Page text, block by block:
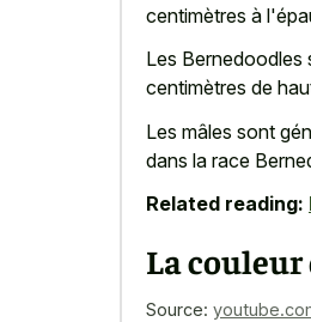
centimètres à
Les Bernedoodles
centimètres de
Les mâles sont
dans la race
Related reading:
La
Source: